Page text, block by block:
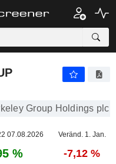
Group Holdings plc
07.08.2026 Veränd. 1. Jan.
% -7,12 %